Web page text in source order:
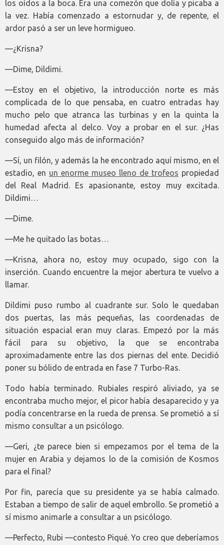
los oídos a la boca. Era una comezón que dolía y picaba a
la vez. Había comenzado a estornudar y, de repente, el
ardor pasó a ser un leve hormigueo.
—¿Krisna?
—Dime, Dildimi.
—Estoy en el objetivo, la introducción norte es más
complicada de lo que pensaba, en cuatro entradas hay
mucho pelo que atranca las turbinas y en la quinta la
humedad afecta al delco. Voy a probar en el sur. ¿Has
conseguido algo más de información?
—Sí, un filón, y además la he encontrado aquí mismo, en el
estadio, en un enorme museo lleno de trofeos propiedad
del Real Madrid. Es apasionante, estoy muy excitada.
Dildimi…
—Dime.
—Me he quitado las botas…
—Krisna, ahora no, estoy muy ocupado, sigo con la
inserción. Cuando encuentre la mejor abertura te vuelvo a
llamar.
Dildimi puso rumbo al cuadrante sur. Solo le quedaban
dos puertas, las más pequeñas, las coordenadas de
situación espacial eran muy claras. Empezó por la más
fácil para su objetivo, la que se encontraba
aproximadamente entre las dos piernas del ente. Decidió
poner su bólido de entrada en fase 7 Turbo-Ras.
Todo había terminado. Rubiales respiró aliviado, ya se
encontraba mucho mejor, el picor había desaparecido y ya
podía concentrarse en la rueda de prensa. Se prometió a sí
mismo consultar a un psicólogo.
—Geri, ¿te parece bien si empezamos por el tema de la
mujer en Arabia y dejamos lo de la comisión de Kosmos
para el final?
Por fin, parecía que su presidente ya se había calmado.
Estaban a tiempo de salir de aquel embrollo. Se prometió a
sí mismo animarle a consultar a un psicólogo.
—Perfecto, Rubi —contesto Piqué. Yo creo que deberíamos